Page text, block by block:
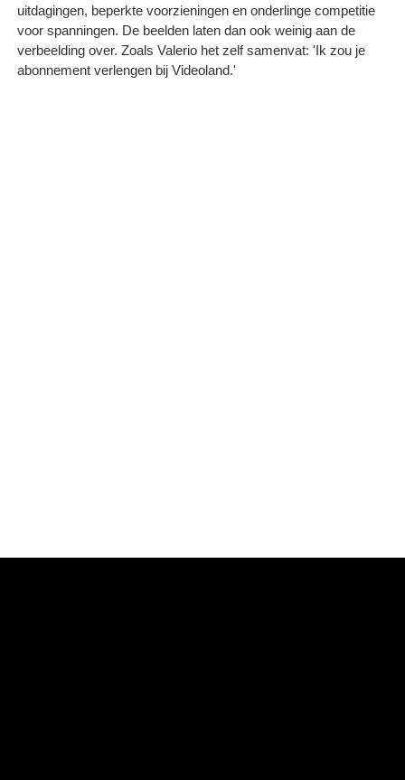
uitdagingen, beperkte voorzieningen en onderlinge competitie
voor spanningen. De beelden laten dan ook weinig aan de
verbeelding over. Zoals Valerio het zelf samenvat: 'Ik zou je
abonnement verlengen bij Videoland.'